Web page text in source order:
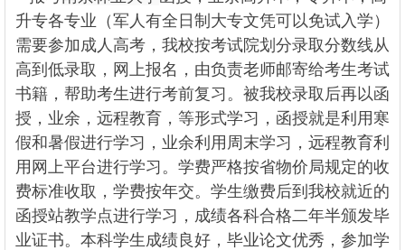
升专各专业（军人有全日制大专文凭可以免试入学）
需要参加成人高考，我校按考试院划分录取分数线从
高到低录取，网上报名，由负责老师邮寄给考生考试
书籍，帮助考生进行考前复习。被我校录取后再以函
授，业余，远程教育，等形式学习，函授就是利用寒
假和暑假进行学习，业余利用周末学习，远程教育利
用网上平台进行学习。学费严格按省物价局规定的收
费标准收取，学费按年交。学生缴费后到我校就近的
函授站教学点进行学习，成绩各科合格二年半颁发毕
业证书。本科学生成绩良好，毕业论文优秀，参加学